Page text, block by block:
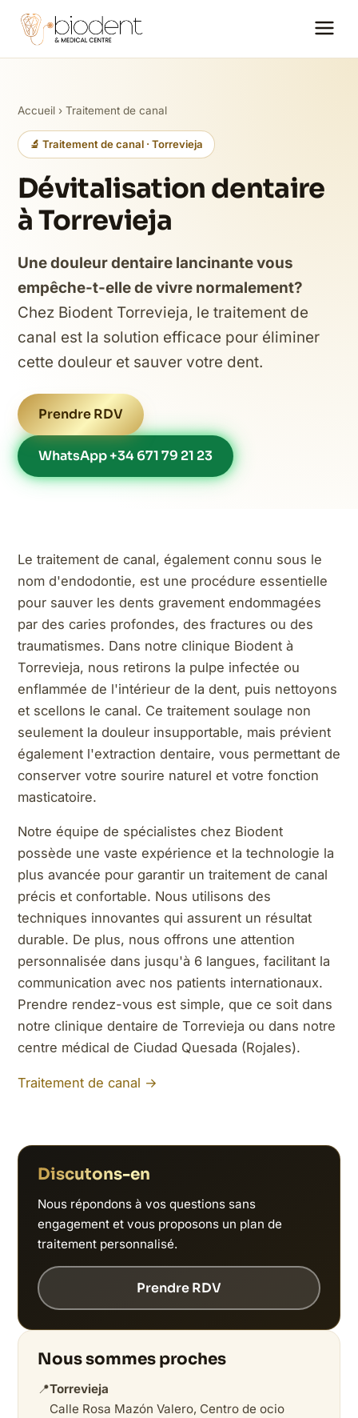
Accueil › Traitement de canal
🔬 Traitement de canal · Torrevieja
Dévitalisation dentaire
à Torrevieja
Une douleur dentaire lancinante vous
empêche-t-elle de vivre normalement?
Chez Biodent Torrevieja, le traitement de
canal est la solution efficace pour éliminer
cette douleur et sauver votre dent.
Prendre RDV
WhatsApp +34 671 79 21 23
Le traitement de canal, également connu sous le
nom d'endodontie, est une procédure essentielle
pour sauver les dents gravement endommagées
par des caries profondes, des fractures ou des
traumatismes. Dans notre clinique Biodent à
Torrevieja, nous retirons la pulpe infectée ou
enflammée de l'intérieur de la dent, puis nettoyons
et scellons le canal. Ce traitement soulage non
seulement la douleur insupportable, mais prévient
également l'extraction dentaire, vous permettant de
conserver votre sourire naturel et votre fonction
masticatoire.
Notre équipe de spécialistes chez Biodent
possède une vaste expérience et la technologie la
plus avancée pour garantir un traitement de canal
précis et confortable. Nous utilisons des
techniques innovantes qui assurent un résultat
durable. De plus, nous offrons une attention
personnalisée dans jusqu'à 6 langues, facilitant la
communication avec nos patients internationaux.
Prendre rendez-vous est simple, que ce soit dans
notre clinique dentaire de Torrevieja ou dans notre
centre médical de Ciudad Quesada (Rojales).
Traitement de canal →
Discutons-en
Nous répondons à vos questions sans
engagement et vous proposons un plan de
traitement personnalisé.
Prendre RDV
Nous sommes proches
📍Torrevieja
Calle Rosa Mazón Valero, Centro de ocio